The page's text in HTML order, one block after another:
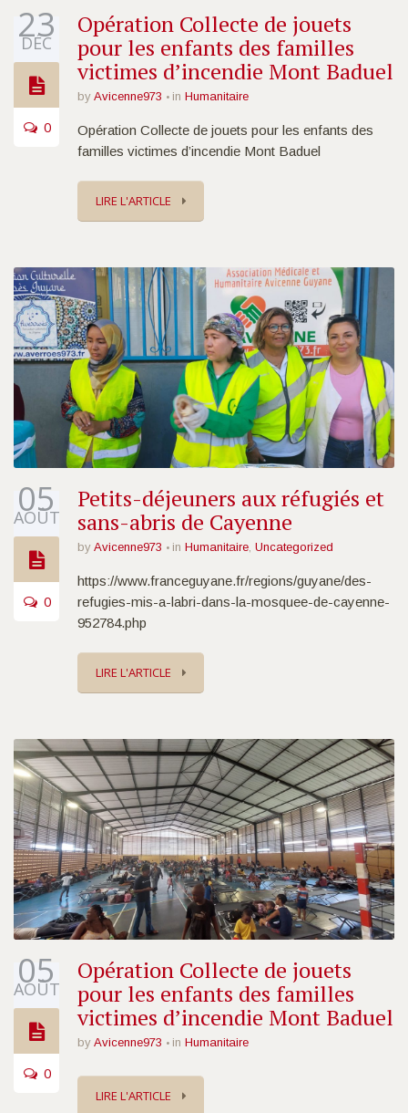
23
DÉC
0
Opération Collecte de jouets
pour les enfants des familles
victimes d’incendie Mont Baduel
by Avicenne973 in Humanitaire
Opération Collecte de jouets pour les enfants des
familles victimes d’incendie Mont Baduel
LIRE L'ARTICLE
05
AOÛT
0
Petits-déjeuners aux réfugiés et
sans-abris de Cayenne
by Avicenne973 in Humanitaire Uncategorized
https://www.franceguyane.fr/regions/guyane/des-
refugies-mis-a-labri-dans-la-mosquee-de-cayenne-
952784.php
LIRE L'ARTICLE
05
AOÛT
0
Opération Collecte de jouets
pour les enfants des familles
victimes d’incendie Mont Baduel
by Avicenne973 in Humanitaire
LIRE L'ARTICLE